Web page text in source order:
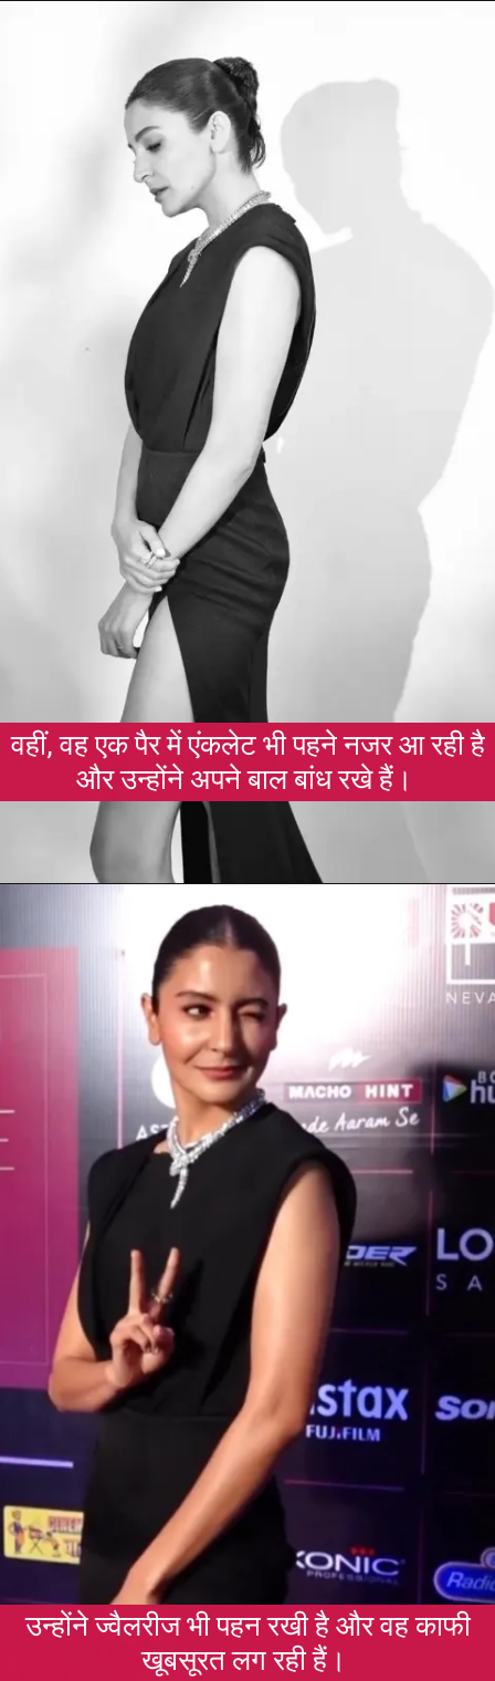
वहीं, वह एक पैर में एंकलेट भी पहने नजर आ रही है
और उन्होंने अपने बाल बांध रखे हैं।
उन्होंने ज्वैलरीज भी पहन रखी है और वह काफी
खूबसूरत लग रही हैं।